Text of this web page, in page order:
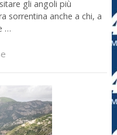
gli angoli più
sorrentina anche a chi, a
…